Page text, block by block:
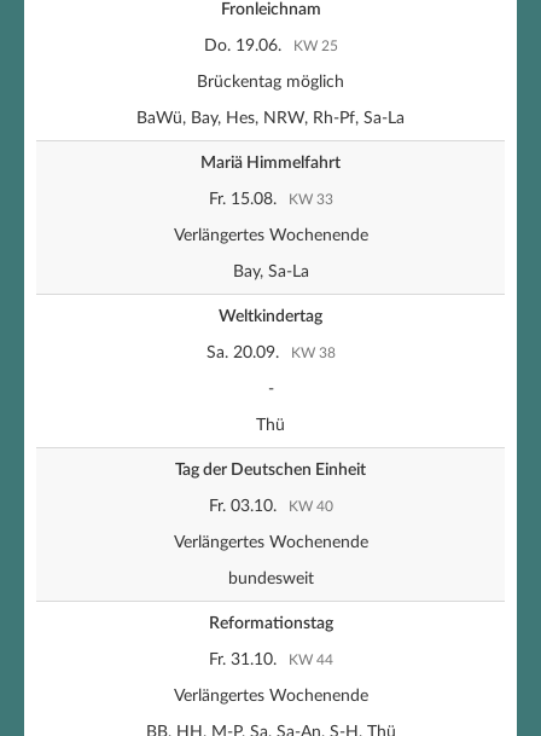
Fronleichnam
Do. 19.06. KW 25
Brückentag möglich
BaWü, Bay, Hes, NRW, Rh-Pf, Sa-La
Mariä Himmelfahrt
Fr. 15.08. KW 33
Verlängertes Wochenende
Bay, Sa-La
Weltkindertag
Sa. 20.09. KW 38
-
Thü
Tag der Deutschen Einheit
Fr. 03.10. KW 40
Verlängertes Wochenende
bundesweit
Reformationstag
Fr. 31.10. KW 44
Verlängertes Wochenende
BB, HH, M-P, Sa, Sa-An, S-H, Thü